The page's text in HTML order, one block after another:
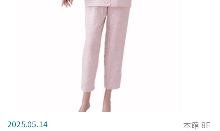
2025.05.14 本館 8F